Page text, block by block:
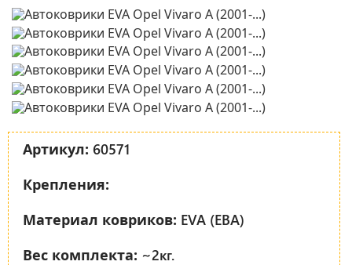
Артикул: 60571
Крепления:
Материал ковриков: EVA (ЕВА)
Вес комплекта: ~2кг.